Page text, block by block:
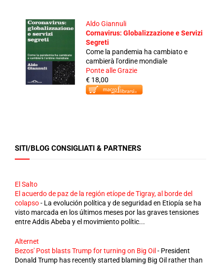
Aldo Giannuli
Cornavirus: Globalizzazione e Servizi
Segreti
Come la pandemia ha cambiato e
cambierà l'ordine mondiale
Ponte alle Grazie
€ 18,00
SITI/BLOG CONSIGLIATI & PARTNERS
El Salto
El acuerdo de paz de la región etíope de Tigray, al borde del
colapso- La evolución política y de seguridad en Etiopía se ha
visto marcada en los últimos meses por las graves tensiones
entre Addis Abeba y el movimiento polític...
Alternet
Bezos' Post blasts Trump for turning on Big Oil - President
Donald Trump has recently started blaming Big Oil rather than